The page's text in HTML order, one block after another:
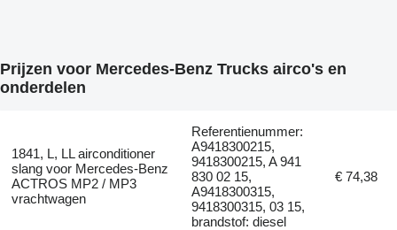
Prijzen voor Mercedes-Benz Trucks airco's en
onderdelen
1841, L, LL airconditioner
slang voor Mercedes-Benz
ACTROS MP2 / MP3
vrachtwagen
Referentienummer:
A9418300215,
9418300215, A 941
830 02 15,
A9418300315,
9418300315, 03 15,
brandstof: diesel
€ 74,38